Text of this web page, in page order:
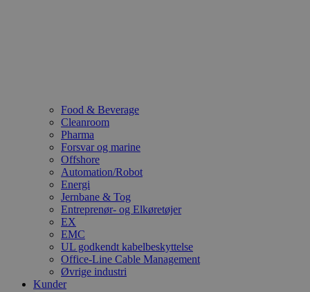
Food & Beverage
Cleanroom
Pharma
Forsvar og marine
Offshore
Automation/Robot
Energi
Jernbane & Tog
Entreprenør- og Elkøretøjer
EX
EMC
UL godkendt kabelbeskyttelse
Office-Line Cable Management
Øvrige industri
Kunder